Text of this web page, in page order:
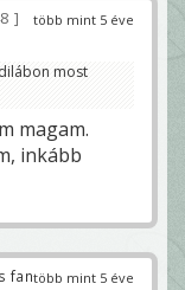
több mint 5 éve
most
magam.
inkább
több mint 5 éve
fan